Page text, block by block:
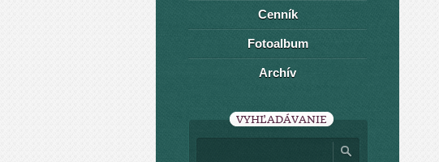
Cenník
Fotoalbum
Archív
VYHĽADÁVANIE